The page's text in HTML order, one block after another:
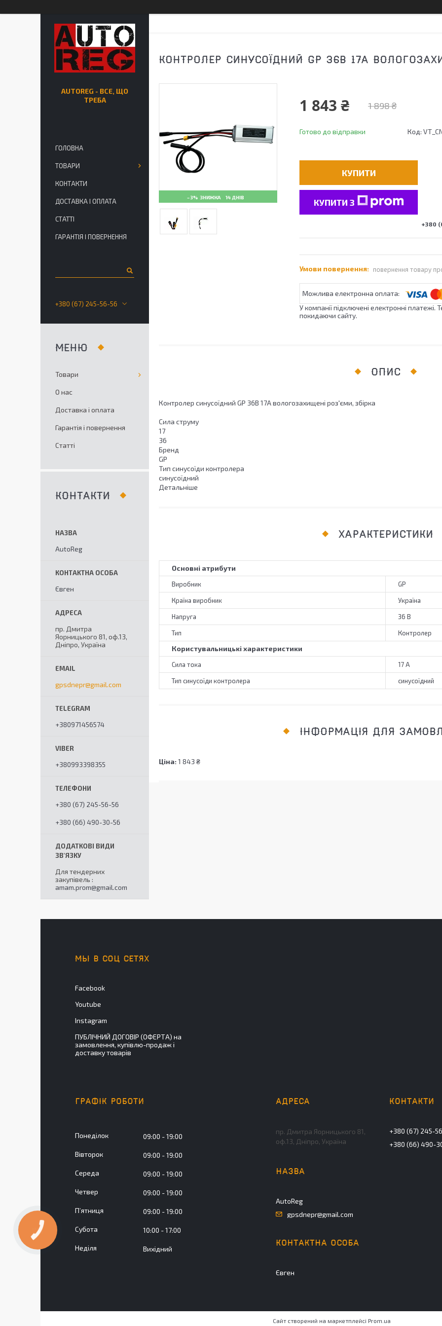
КОНТРОЛЕР СИНУСОЇДНИЙ GP 36В 17A
–3% 14 ДНІВ
1 898 ₴
1 843 ₴
Готово до відправки Код:
КУПИТИ
КУПИТИ З
+380
повернення товару
У компанії підключені електронні
покидаючи сайту.
ОПИС
Контролер синусоїдний GP 36В 17A вологозахищені роз'єми, збірка
Сила струму
17
36
Бренд
GP
Тип синусоїди контролера
синусоїдний
Детальніше
ХАРАКТЕРИСТИКИ
Основні атрибути
Виробник GP
Країна виробник Україна
Напруга 36 В
Тип Контролер
Користувальницькі характеристики
Сила тока 17 А
Тип синусоїди контролера синусоїдний
ІНФОРМАЦІЯ ДЛЯ
Ціна: 1 843 ₴
AUTOREG - ВСЕ, ЩО
ТРЕБА
ГОЛОВНА
ТОВАРИ
КОНТАКТИ
ДОСТАВКА І ОПЛАТА
СТАТТІ
ГАРАНТІЯ І ПОВЕРНЕННЯ
+380 (67) 245-56-56
Товари
О нас
Доставка і оплата
Гарантія і повернення
Статті
КОНТАКТИ
AutoReg
Євген
пр. Дмитра
Яорницького 81, оф.13,
Дніпро, Україна
gpsdnepr@gmail.com
+380971456574
+380993398355
+380 (67) 245-56-56
+380 (66) 490-30-56
Для тендерних
закупівель
amam.prom@gmail.com
МЫ В СОЦ СЕТЯХ
Facebook
Youtube
Instagram
ПУБЛІЧНИЙ ДОГОВІР (ОФЕРТА) на
замовлення, купівлю-продаж і
доставку товарів
ГРАФІК РОБОТИ
Понеділок 09:00 19:00
Вівторок 09:00 19:00
Середа 09:00 19:00
Четвер 09:00 19:00
Пʼятниця 09:00 19:00
Субота 10:00 17:00
Неділя Вихідний
пр. Дмитра Яорницького 81,
оф.13, Дніпро, Україна
AutoReg
gpsdnepr@gmail.com
Євген
+380 (67) 245-
+380 (66) 490-
Сайт створений на маркетплейсі Prom.ua
КНОПКА
ЗВ'ЯЗКУ